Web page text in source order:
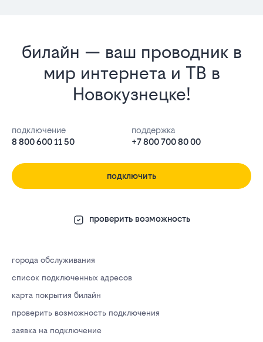
билайн — ваш проводник в
мир интернета и ТВ в
Новокузнецке!
подключение
8 800 600 11 50
поддержка
+7 800 700 80 00
подключить
проверить возможность
города обслуживания
список подключенных адресов
карта покрытия билайн
проверить возможность подключения
заявка на подключение